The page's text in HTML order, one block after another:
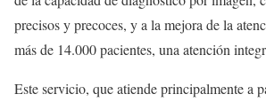
precisos y precoces, y a la mejora de la
más de 14.000 pacientes, una atención
Este servicio, que atiende principalmente a